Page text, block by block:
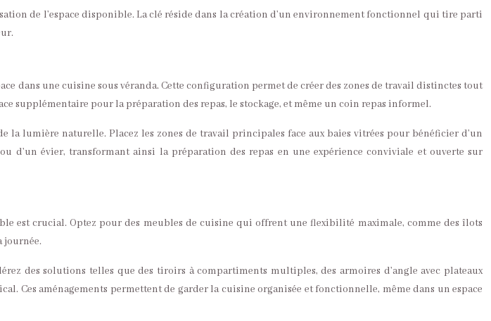
de l’espace disponible. La clé réside dans la création d’un environnement fonctionnel qui tire parti
dans une cuisine sous véranda. Cette configuration permet de créer des zones de travail distinctes tout
pour la préparation des repas, le stockage, et même un coin repas informel.
lumière naturelle. Placez les zones de travail principales face aux baies vitrées pour bénéficier d’un
d’un évier, transformant ainsi la préparation des repas en une expérience conviviale et ouverte sur
est crucial. Optez pour des meubles de cuisine qui offrent une flexibilité maximale, comme des îlots
journée.
des solutions telles que des tiroirs à compartiments multiples, des armoires d’angle avec plateaux
Ces aménagements permettent de garder la cuisine organisée et fonctionnelle, même dans un espace